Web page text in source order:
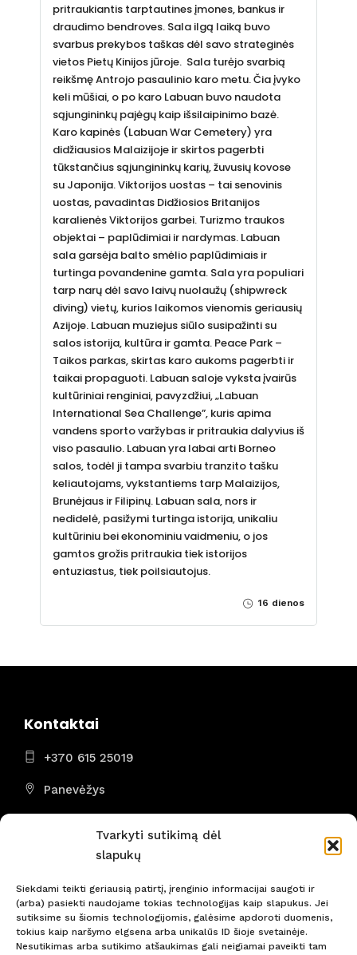
Tvarkyti sutikimą dėl
slapukų
Siekdami teikti geriausią patirtį, įrenginio informacijai saugoti ir
(arba) pasiekti naudojame tokias technologijas kaip slapukus. Jei
sutiksime su šiomis technologijomis, galėsime apdoroti duomenis,
tokius kaip naršymo elgsena arba unikalūs ID šioje svetainėje.
Nesutikimas arba sutikimo atšaukimas gali neigiamai paveikti tam
pritraukiantis tarptautines įmones, bankus ir
draudimo bendroves. Sala ilgą laiką buvo
svarbus prekybos taškas dėl savo strateginės
vietos Pietų Kinijos jūroje. Sala turėjo svarbią
reikšmę Antrojo pasaulinio karo metu. Čia įvyko
keli mūšiai, o po karo Labuan buvo naudota
sąjungininkų pajėgų kaip išsilaipinimo bazė.
Karo kapinės (Labuan War Cemetery) yra
didžiausios Malaizijoje ir skirtos pagerbti
tūkstančius sąjungininkų karių, žuvusių kovose
su Japonija. Viktorijos uostas – tai senovinis
uostas, pavadintas Didžiosios Britanijos
karalienės Viktorijos garbei. Turizmo traukos
objektai – paplūdimiai ir nardymas. Labuan
sala garsėja balto smėlio paplūdimiais ir
turtinga povandenine gamta. Sala yra populiari
tarp narų dėl savo laivų nuolaužų (shipwreck
diving) vietų, kurios laikomos vienomis geriausių
Azijoje. Labuan muziejus siūlo susipažinti su
salos istorija, kultūra ir gamta. Peace Park –
Taikos parkas, skirtas karo aukoms pagerbti ir
taikai propaguoti. Labuan saloje vyksta įvairūs
kultūriniai renginiai, pavyzdžiui, „Labuan
International Sea Challenge”, kuris apima
vandens sporto varžybas ir pritraukia dalyvius iš
viso pasaulio. Labuan yra labai arti Borneo
salos, todėl ji tampa svarbiu tranzito tašku
keliautojams, vykstantiems tarp Malaizijos,
Brunėjaus ir Filipinų. Labuan sala, nors ir
nedidelė, pasižymi turtinga istorija, unikaliu
kultūriniu bei ekonominiu vaidmeniu, o jos
gamtos grožis pritraukia tiek istorijos
entuziastus, tiek poilsiautojus.
16 dienos
Kontaktai
+370 615 25019
Panevėžys
Nepraleiskite svarbiausių naujienų! Būkite pirmi!